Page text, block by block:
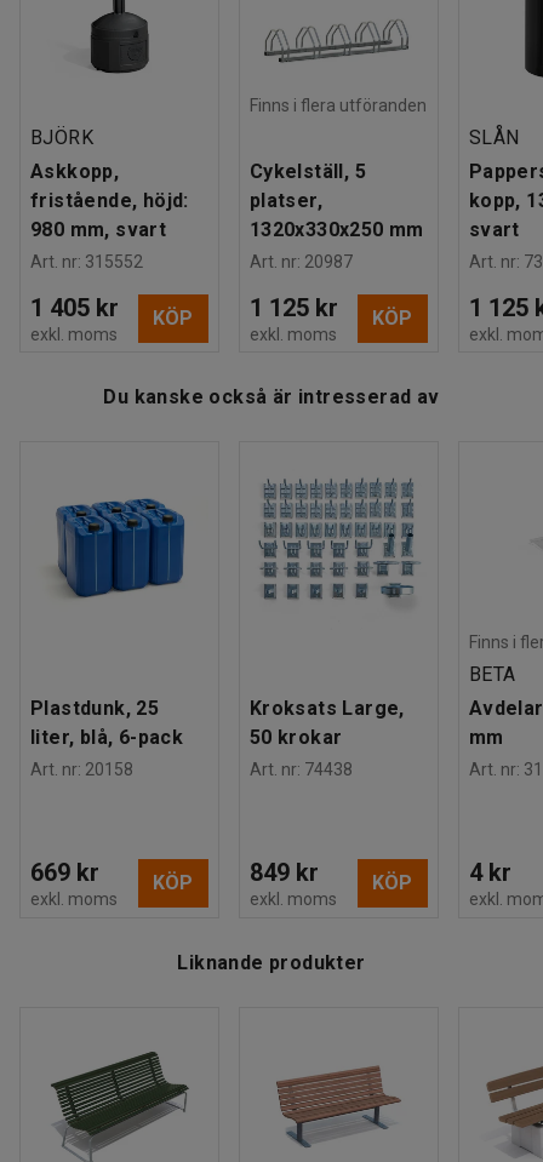
Färg stativ: Galvaniserad
Material stativ
Rek. antal personer för hantering
Estimerad hanteringstid/person: 30 Min
Vikt: 46,6
BJÖRK
Askkopp,
fristående, höjd:
980 mm, svart
Art. nr: 315552
1 405 kr
exkl. moms
KÖP
Finns i flera utföranden
Cykelställ, 5
platser,
1320x330x250 mm
Art. nr: 20987
1 125 kr
exkl. moms
KÖP
SLÅN
kopp,
svart
Art. nr:
1 125
exkl.
Du kanske också är intresserad av
Plastdunk, 25
liter, blå, 6-pack
Art. nr: 20158
669 kr
exkl. moms
KÖP
Kroksats Large,
50 krokar
Art. nr: 74438
849 kr
exkl. moms
KÖP
Finns i
BETA
mm
Art. nr:
4 kr
exkl.
Liknande produkter